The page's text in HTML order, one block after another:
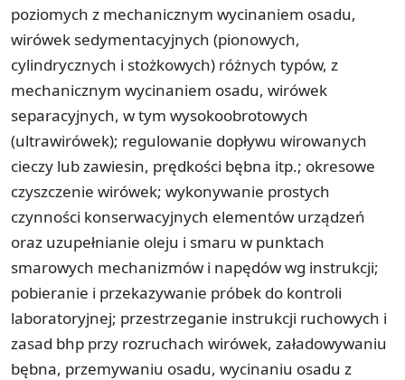
poziomych z mechanicznym wycinaniem osadu,
wirówek sedymentacyjnych (pionowych,
cylindrycznych i stożkowych) różnych typów, z
mechanicznym wycinaniem osadu, wirówek
separacyjnych, w tym wysokoobrotowych
(ultrawirówek); regulowanie dopływu wirowanych
cieczy lub zawiesin, prędkości bębna itp.; okresowe
czyszczenie wirówek; wykonywanie prostych
czynności konserwacyjnych elementów urządzeń
oraz uzupełnianie oleju i smaru w punktach
smarowych mechanizmów i napędów wg instrukcji;
pobieranie i przekazywanie próbek do kontroli
laboratoryjnej; przestrzeganie instrukcji ruchowych i
zasad bhp przy rozruchach wirówek, załadowywaniu
bębna, przemywaniu osadu, wycinaniu osadu z